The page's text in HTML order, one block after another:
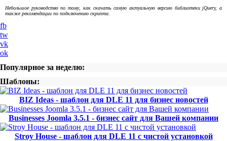
Небольшое руководство по тому, как скачать самую актуальную версию библиотеки jQuery, а
также рекомендации по подключению скрипта.
fb
tw
vk
ok
Популярное за неделю:
Шаблоны:
BIZ Ideas - шаблон для DLE 11 для бизнес новостей
Businesses Joomla 3.5.1 - бизнес сайт для Вашей компании
Stroy House - шаблон для DLE 11 с чистой установкой